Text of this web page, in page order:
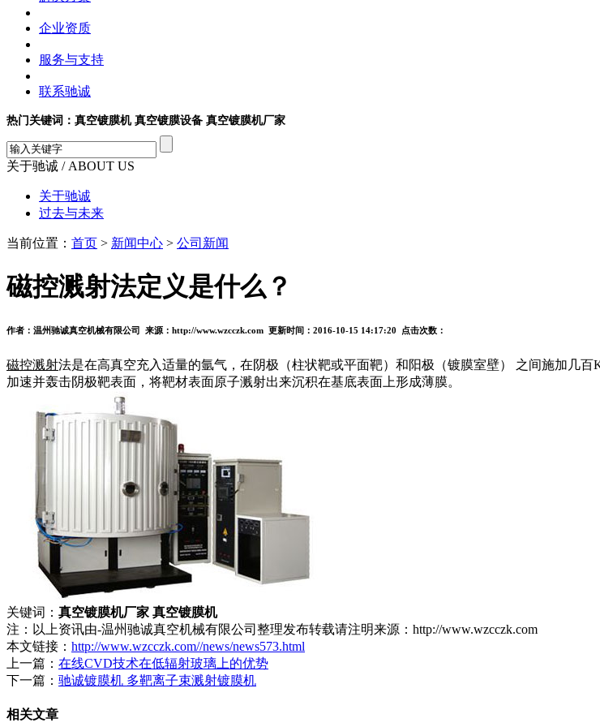
企业资质
服务与支持
联系驰诚
热门关键词：真空镀膜机 真空镀膜设备 真空镀膜机厂家
关于驰诚 / ABOUT US
关于驰诚
过去与未来
当前位置： 首页 > 新闻中心 > 公司新闻
磁控溅射法定义是什么？
作者：温州驰诚真空机械有限公司 来源：http://www.wzcczk.com 更新时间：2016-10-15 14:17:20 点击次数：
磁控溅射法是在高真空充入适量的氩气，在阴极（柱状靶或平面靶）和阳极（镀膜室壁） 之间施加几
加速并轰击阴极靶表面，将靶材表面原子溅射出来沉积在基底表面上形成薄膜。
关键词： 真空镀膜机厂家 真空镀膜机
注：以上资讯由-温州驰诚真空机械有限公司整理发布转载请注明来源：http://www.wzcczk.com
本文链接： http://www.wzcczk.com//news/news573.html
上一篇： 在线CVD技术在低辐射玻璃上的优势
下一篇： 驰诚镀膜机 多靶离子束溅射镀膜机
相关文章